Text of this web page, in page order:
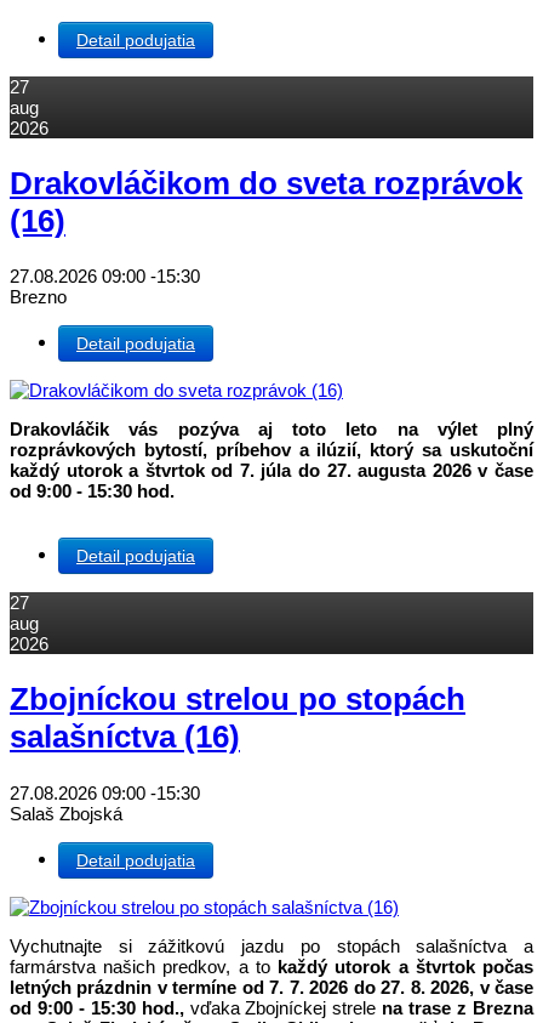
Detail podujatia
27
aug
2026
Drakovláčikom do sveta rozprávok
(16)
27.08.2026 09:00 -15:30
Brezno
Detail podujatia
Drakovláčik vás pozýva aj toto leto na výlet plný
rozprávkových bytostí, príbehov a ilúzií, ktorý sa uskutoční
každý utorok a štvrtok od 7. júla do 27. augusta 2026 v čase
od 9:00 - 15:30 hod.
Detail podujatia
27
aug
2026
Zbojníckou strelou po stopách
salašníctva (16)
27.08.2026 09:00 -15:30
Salaš Zbojská
Detail podujatia
Vychutnajte si zážitkovú jazdu po stopách salašníctva a
farmárstva našich predkov, a to každý utorok a štvrtok počas
letných prázdnin v termíne od 7. 7. 2026 do 27. 8. 2026, v čase
od 9:00 - 15:30 hod.,vďaka Zbojníckej strele na trase z Brezna